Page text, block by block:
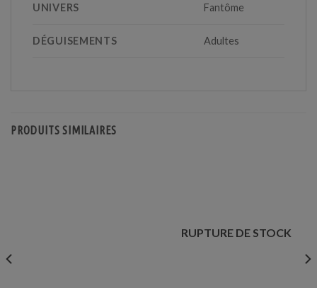
UNIVERS Fantôme
DÉGUISEMENTS Adultes
PRODUITS SIMILAIRES
RUPTURE DE STOCK